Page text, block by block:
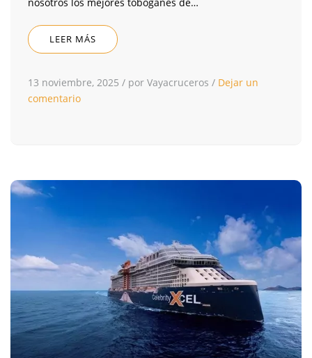
LEER MÁS
13 noviembre, 2025 / por Vayacruceros / Dejar un
comentario